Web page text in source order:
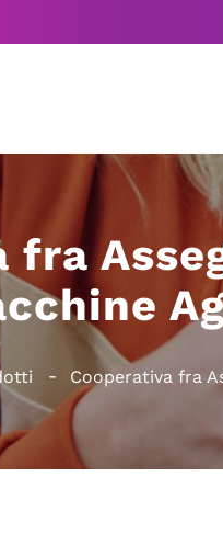
fra
Cooperativa fra